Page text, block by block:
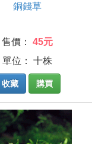
銅錢草
售價：
45元
單位： 十株
收藏 購買